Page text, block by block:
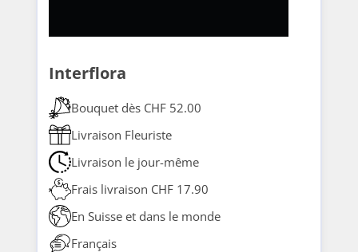
Interflora
Bouquet dès CHF 52.00
Livraison Fleuriste
Livraison le jour-même
Frais livraison CHF 17.90
En Suisse et dans le monde
Français